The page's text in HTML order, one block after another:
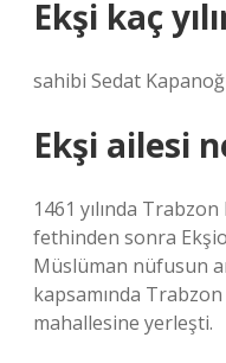
Ekşi kaç
sahibi Sedat
Ekşi ailesi
1461 yılında
fethinden sonra
Müslüman nüfusun
kapsamında
mahallesine yerleşti.